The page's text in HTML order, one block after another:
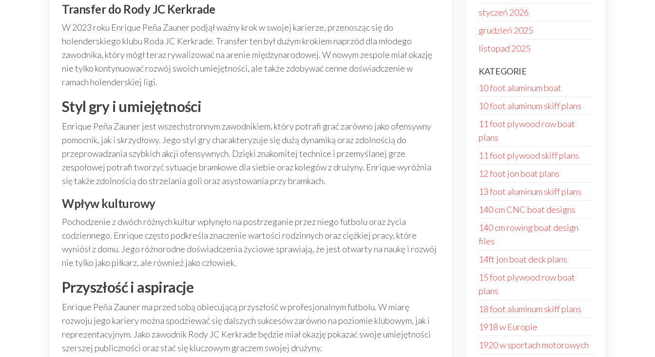
Transfer do Rody JC Kerkrade
W 2023 roku Enrique Peña Zauner podjął ważny krok w swojej karierze, przenosząc się do
holenderskiego klubu Roda JC Kerkrade. Transfer ten był dużym krokiem naprzód dla młodego
zawodnika, który mógł teraz rywalizować na arenie międzynarodowej. W nowym zespole miał okazję
nie tylko kontynuować rozwój swoich umiejętności, ale także zdobywać cenne doświadczenie w
ramach holenderskiej ligi.
Styl gry i umiejętności
Enrique Peña Zauner jest wszechstronnym zawodnikiem, który potrafi grać zarówno jako ofensywny
pomocnik, jak i skrzydłowy. Jego styl gry charakteryzuje się dużą dynamiką oraz zdolnością do
przeprowadzania szybkich akcji ofensywnych. Dzięki znakomitej technice i przemyślanej grze
zespołowej potrafi tworzyć sytuacje bramkowe dla siebie oraz kolegów z drużyny. Enrique wyróżnia
się także zdolnością do strzelania goli oraz asystowania przy bramkach.
Wpływ kulturowy
Pochodzenie z dwóch różnych kultur wpłynęło na postrzeganie przez niego futbolu oraz życia
codziennego. Enrique często podkreśla znaczenie wartości rodzinnych oraz ciężkiej pracy, które
wyniósł z domu. Jego różnorodne doświadczenia życiowe sprawiają, że jest otwarty na naukę i rozwój
nie tylko jako piłkarz, ale również jako człowiek.
Przyszłość i aspiracje
Enrique Peña Zauner ma przed sobą obiecującą przyszłość w profesjonalnym futbolu. W miarę
rozwoju jego kariery można spodziewać się dalszych sukcesów zarówno na poziomie klubowym, jak i
reprezentacyjnym. Jako zawodnik Rody JC Kerkrade będzie miał okazję pokazać swoje umiejętności
szerszej publiczności oraz stać się kluczowym graczem swojej drużyny.
styczeń 2026
grudzień 2025
listopad 2025
KATEGORIE
10 foot aluminum boat
10 foot aluminum skiff plans
11 foot plywood row boat
plans
11 foot plywood skiff plans
12 foot jon boat plans
13 foot aluminum skiff plans
140 cm CNC boat designs
140 cm rowing boat design
files
14ft jon boat deck plans
15 foot plywood row boat
plans
18 foot aluminum skiff plans
1918 w Europie
1920 w sportach motorowych